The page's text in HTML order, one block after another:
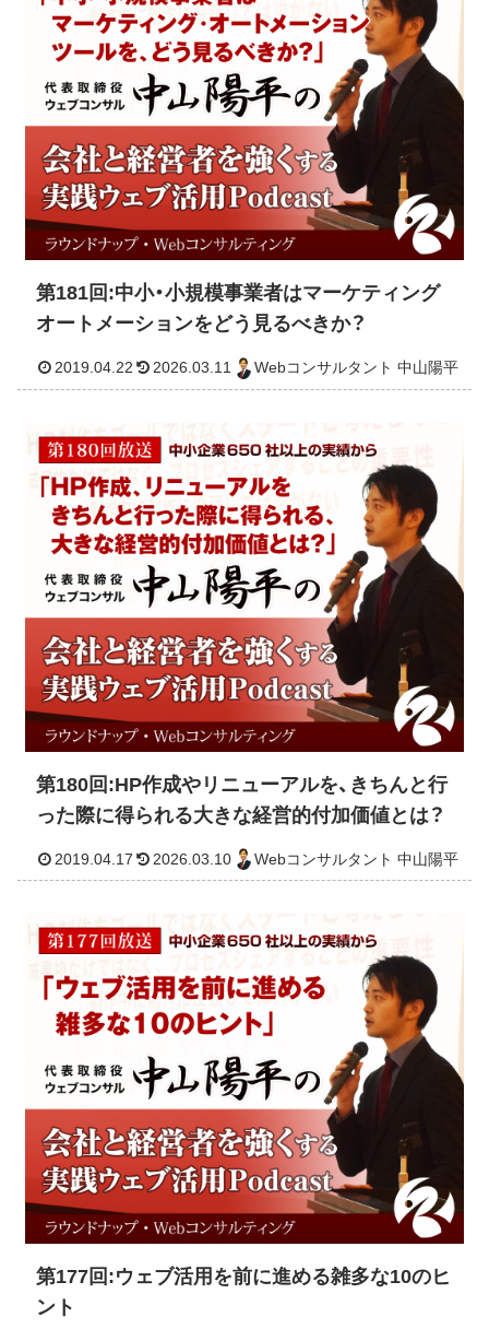
2019.05.03 2026.03.11 Webコンサルタント 中山
第181回:中小・小規模事業者はマーケティング
オートメーションをどう見るべきか？
2019.04.22 2026.03.11 Webコンサルタント 中山
第180回:HP作成やリニューアルを、きちんと行
った際に得られる大きな経営的付加価値とは？
2019.04.17 2026.03.10 Webコンサルタント 中山
第177回:ウェブ活用を前に進める雑多な10のヒ
ント